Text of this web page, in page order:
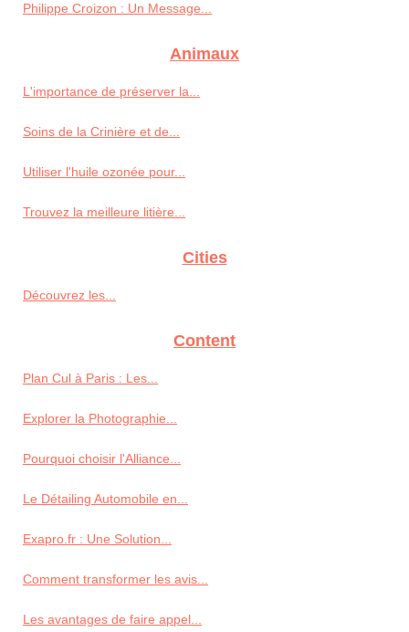
Philippe Croizon : Un Message...
Animaux
L'importance de préserver la...
Soins de la Crinière et de...
Utiliser l'huile ozonée pour...
Trouvez la meilleure litière...
Cities
Découvrez les...
Content
Plan Cul à Paris : Les...
Explorer la Photographie...
Pourquoi choisir l'Alliance...
Le Détailing Automobile en...
Exapro.fr : Une Solution...
Comment transformer les avis...
Les avantages de faire appel...